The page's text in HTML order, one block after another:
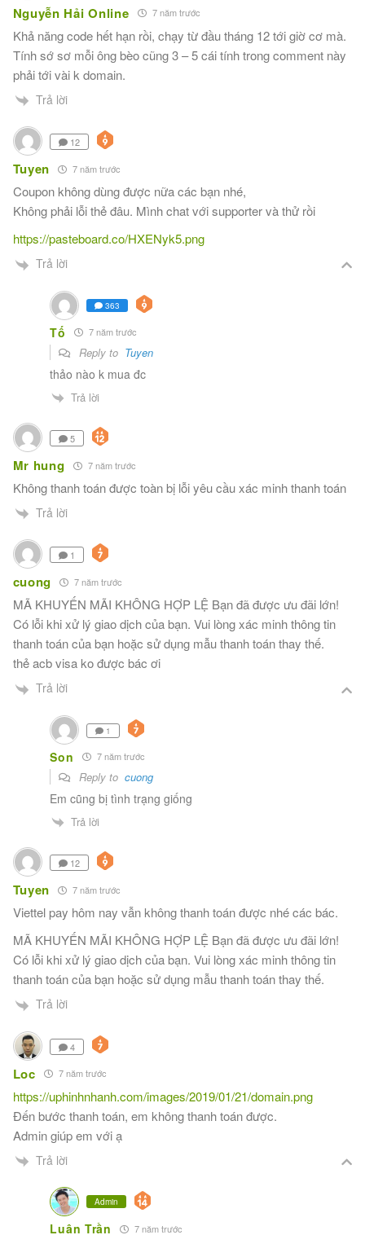
Nguyễn Hải Online 7 năm trước
Khả năng code hết hạn rồi, chạy từ đầu tháng 12 tới giờ cơ mà.
Tính sớ sơ mỗi ông bèo cũng 3 – 5 cái tính trong comment này
phải tới vài k domain.
Trả lời
12
Tuyen 7 năm trước
Coupon không dùng được nữa các bạn nhé,
Không phải lỗi thẻ đâu. Mình chat với supporter và thử rồi
https://pasteboard.co/HXENyk5.png
Trả lời
363
Tố 7 năm trước
Reply to Tuyen
thảo nào k mua đc
Trả lời
5
Mr hung 7 năm trước
Không thanh toán được toàn bị lỗi yêu cầu xác minh thanh toán
Trả lời
1
cuong 7 năm trước
MÃ KHUYẾN MÃI KHÔNG HỢP LỆ Bạn đã được ưu đãi lớn!
Có lỗi khi xử lý giao dịch của bạn. Vui lòng xác minh thông tin
thanh toán của bạn hoặc sử dụng mẫu thanh toán thay thế.
thẻ acb visa ko được bác ơi
Trả lời
1
Son 7 năm trước
Reply tocuong
Em cũng bị tình trạng giống
Trả lời
12
Tuyen 7 năm trước
Viettel pay hôm nay vẫn không thanh toán được nhé các bác.
MÃ KHUYẾN MÃI KHÔNG HỢP LỆ Bạn đã được ưu đãi lớn!
Có lỗi khi xử lý giao dịch của bạn. Vui lòng xác minh thông tin
thanh toán của bạn hoặc sử dụng mẫu thanh toán thay thế.
Trả lời
4
Loc 7 năm trước
https://uphinhnhanh.com/images/2019/01/21/domain.png
Đến bước thanh toán, em không thanh toán được.
Admin giúp em với ạ
Trả lời
Admin
Luân Trần 7 năm trước